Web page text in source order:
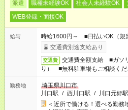
派遣 職種未経験OK 社会人未経験OK
WEB登録・面接OK
給与
時給1600円～ ■日払いOK（規
交通費別途支給あり
交通費
交通費全額支給 ■ガソ
り） ■無料駐車場もご相談くだ
勤務地
埼玉県川口市
川口駅 / 西川口駅 / 川口元郷駅
＜近所で働ける！選べる勤務